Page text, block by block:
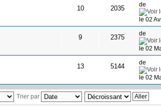
10 2035
le 02
9 2375
le 02
13 5144
le 02
Trier par